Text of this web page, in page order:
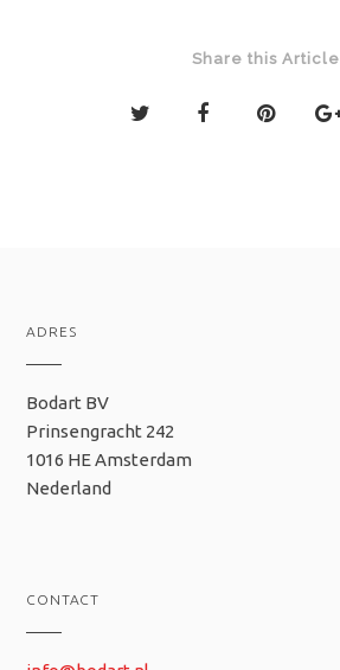
Share this Article
ADRES
Bodart BV
Prinsengracht 242
1016 HE Amsterdam
Nederland
CONTACT